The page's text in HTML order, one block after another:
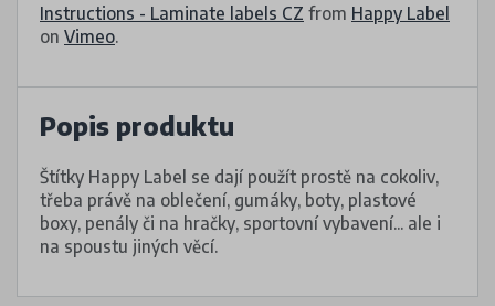
Instructions - Laminate labels CZ from Happy Label
on Vimeo.
Popis produktu
Štítky Happy Label se dají použít prostě na cokoliv,
třeba právě na oblečení, gumáky, boty, plastové
boxy, penály či na hračky, sportovní vybavení... ale i
na spoustu jiných věcí.